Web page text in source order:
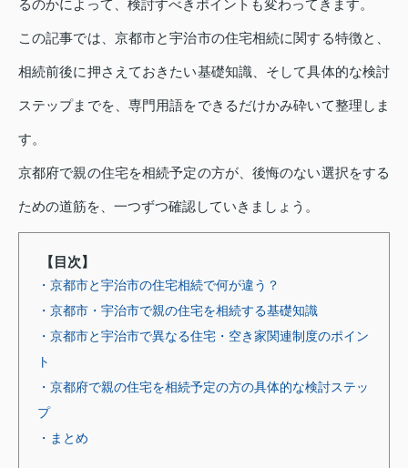
るのかによって、検討すべきポイントも変わってきます。
この記事では、京都市と宇治市の住宅相続に関する特徴と、
相続前後に押さえておきたい基礎知識、そして具体的な検討
ステップまでを、専門用語をできるだけかみ砕いて整理しま
す。
京都府で親の住宅を相続予定の方が、後悔のない選択をする
ための道筋を、一つずつ確認していきましょう。
【目次】
・京都市と宇治市の住宅相続で何が違う？
・京都市・宇治市で親の住宅を相続する基礎知識
・京都市と宇治市で異なる住宅・空き家関連制度のポイン
ト
・京都府で親の住宅を相続予定の方の具体的な検討ステッ
プ
・まとめ